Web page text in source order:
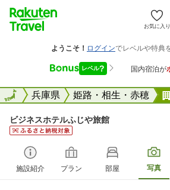
お気に入り
全国兵庫県 姫路・相生・赤穂
全国
ビジネスホテルふじや旅館
施設紹介 プラン 部屋 写真